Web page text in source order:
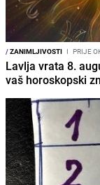
/ZANIMLJIVOSTI I PRIJE
Lavlja vrata 8.
vaš horoskopski